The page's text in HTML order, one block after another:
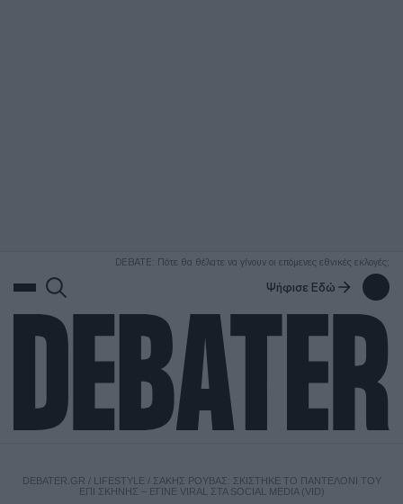
DEBATE: Πότε θα θέλατε να γίνουν οι επόμενες εθνικές εκλογές;
Ψήφισε Εδώ
DEBATER.GR / LIFESTYLE / ΣΆΚΗΣ ΡΟΥΒΆΣ: ΣΚΊΣΤΗΚΕ ΤΟ ΠΑΝΤΕΛΌΝΙ ΤΟΥ
ΕΠΊ ΣΚΗΝΉΣ – ΈΓΙΝΕ VIRAL ΣΤΑ SOCIAL MEDIA (VID)